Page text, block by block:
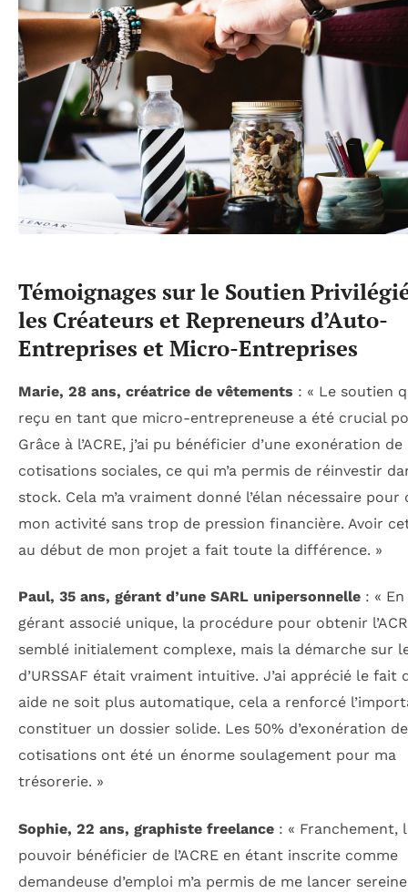
Témoignages sur le Soutien
les Créateurs et Repreneurs d’Auto-
Entreprises et Micro-Entreprises
Marie, 28 ans, créatrice de vêtements : « Le soutien
reçu en tant que micro-entrepreneuse a été crucial
Grâce à l’ACRE, j’ai pu bénéficier d’une exonération de
cotisations sociales, ce qui m’a permis de réinvestir
stock. Cela m’a vraiment donné l’élan nécessaire pour
mon activité sans trop de pression financière. Avoir
au début de mon projet a fait toute la différence. »
Paul, 35 ans, gérant d’une SARL unipersonnelle : «
gérant associé unique, la procédure pour obtenir
semblé initialement complexe, mais la démarche sur
d’URSSAF était vraiment intuitive. J’ai apprécié le fait
aide ne soit plus automatique, cela a renforcé
constituer un dossier solide. Les 50% d’exonération
cotisations ont été un énorme soulagement pour ma
trésorerie. »
Sophie, 22 ans, graphiste freelance : « Franchement,
pouvoir bénéficier de l’ACRE en étant inscrite comme
demandeuse d’emploi m’a permis de me lancer